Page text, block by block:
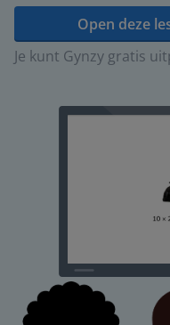
Open deze
Je kunt Gynzy gratis